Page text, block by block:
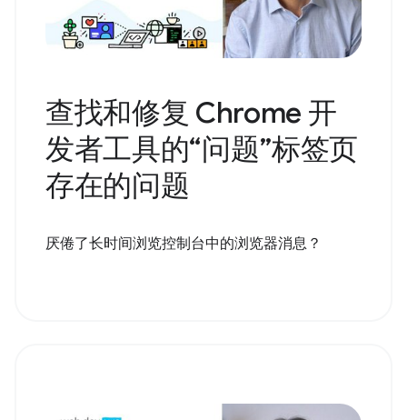
查找和修复 Chrome 开
发者工具的“问题”标签页
存在的问题
厌倦了长时间浏览控制台中的浏览器消息？